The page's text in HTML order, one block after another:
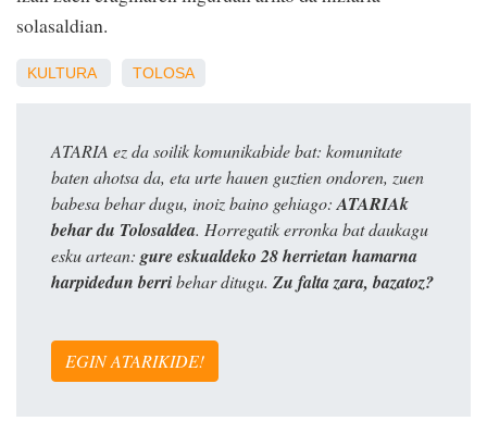
solasaldian.
KULTURA TOLOSA
ATARIA ez da soilik komunikabide bat: komunitate
baten ahotsa da, eta urte hauen guztien ondoren, zuen
babesa behar dugu, inoiz baino gehiago: ATARIAk
behar du Tolosaldea. Horregatik erronka bat daukagu
esku artean: gure eskualdeko 28 herrietan hamarna
harpidedun berribehar ditugu. Zu falta zara, bazatoz?
EGIN ATARIKIDE!